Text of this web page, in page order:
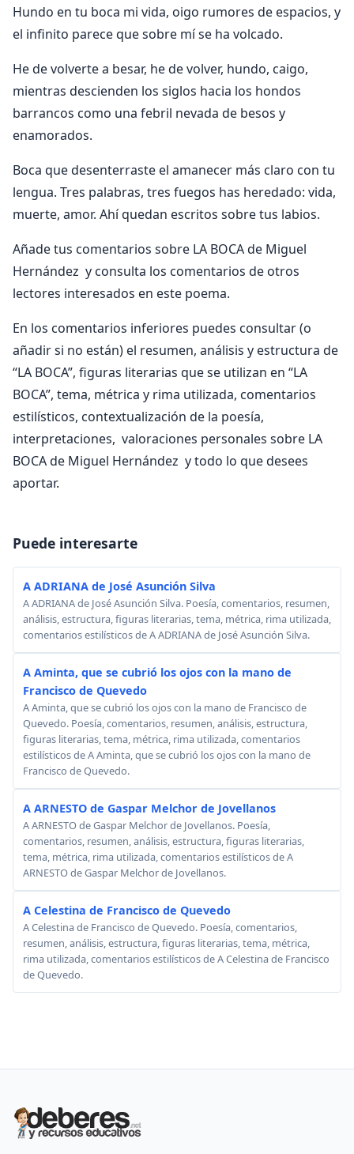
Hundo en tu boca mi vida, oigo rumores de espacios, y
el infinito parece que sobre mí se ha volcado.
He de volverte a besar, he de volver, hundo, caigo,
mientras descienden los siglos hacia los hondos
barrancos como una febril nevada de besos y
enamorados.
Boca que desenterraste el amanecer más claro con tu
lengua. Tres palabras, tres fuegos has heredado: vida,
muerte, amor. Ahí quedan escritos sobre tus labios.
Añade tus comentarios sobre LA BOCA de Miguel
Hernández y consulta los comentarios de otros
lectores interesados en este poema.
En los comentarios inferiores puedes consultar (o
añadir si no están) el resumen, análisis y estructura de
“LA BOCA”, figuras literarias que se utilizan en “LA
BOCA”, tema, métrica y rima utilizada, comentarios
estilísticos, contextualización de la poesía,
interpretaciones, valoraciones personales sobre LA
BOCA de Miguel Hernández y todo lo que desees
aportar.
Puede interesarte
A ADRIANA de José Asunción Silva
A ADRIANA de José Asunción Silva. Poesía, comentarios, resumen,
análisis, estructura, figuras literarias, tema, métrica, rima utilizada,
comentarios estilísticos de A ADRIANA de José Asunción Silva.
A Aminta, que se cubrió los ojos con la mano de
Francisco de Quevedo
A Aminta, que se cubrió los ojos con la mano de Francisco de
Quevedo. Poesía, comentarios, resumen, análisis, estructura,
figuras literarias, tema, métrica, rima utilizada, comentarios
estilísticos de A Aminta, que se cubrió los ojos con la mano de
Francisco de Quevedo.
A ARNESTO de Gaspar Melchor de Jovellanos
A ARNESTO de Gaspar Melchor de Jovellanos. Poesía,
comentarios, resumen, análisis, estructura, figuras literarias,
tema, métrica, rima utilizada, comentarios estilísticos de A
ARNESTO de Gaspar Melchor de Jovellanos.
A Celestina de Francisco de Quevedo
A Celestina de Francisco de Quevedo. Poesía, comentarios,
resumen, análisis, estructura, figuras literarias, tema, métrica,
rima utilizada, comentarios estilísticos de A Celestina de Francisco
de Quevedo.